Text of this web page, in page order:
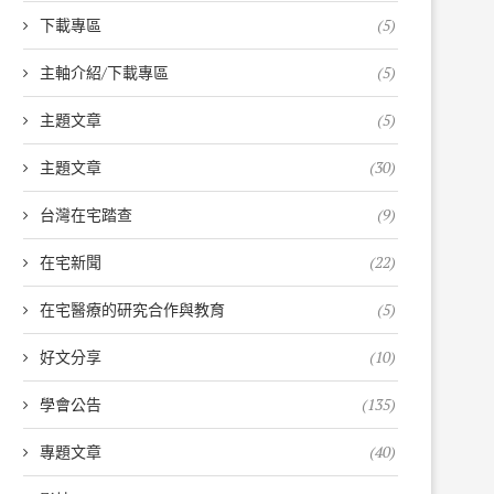
下載專區 (5)
主軸介紹/下載專區 (5)
主題文章 (5)
主題文章 (30)
台灣在宅踏查 (9)
在宅新聞 (22)
在宅醫療的研究合作與教育 (5)
好文分享 (10)
學會公告 (135)
專題文章 (40)